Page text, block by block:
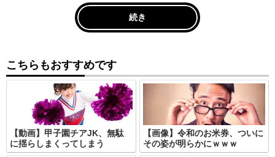
続き
こちらもおすすめです
【動画】甲子園チアJK、無駄
に揺らしまくってしまう
【画像】令和のお米券、ついに
その姿が明らかにｗｗｗ